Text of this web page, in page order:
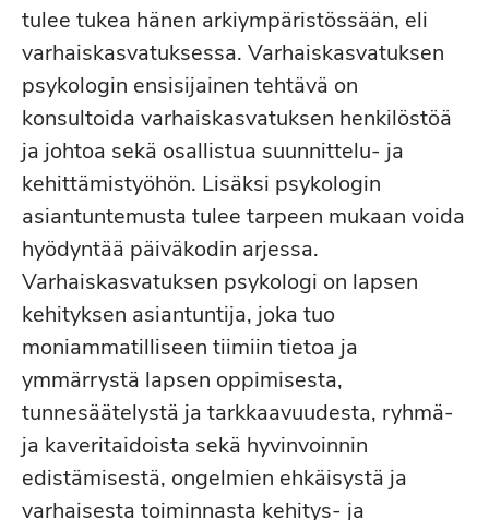
tulee tukea hänen arkiympäristössään, eli
varhaiskasvatuksessa. Varhaiskasvatuksen
psykologin ensisijainen tehtävä on
konsultoida varhaiskasvatuksen henkilöstöä
ja johtoa sekä osallistua suunnittelu- ja
kehittämistyöhön. Lisäksi psykologin
asiantuntemusta tulee tarpeen mukaan voida
hyödyntää päiväkodin arjessa.
Varhaiskasvatuksen psykologi on lapsen
kehityksen asiantuntija, joka tuo
moniammatilliseen tiimiin tietoa ja
ymmärrystä lapsen oppimisesta,
tunnesäätelystä ja tarkkaavuudesta, ryhmä-
ja kaveritaidoista sekä hyvinvoinnin
edistämisestä, ongelmien ehkäisystä ja
varhaisesta toiminnasta kehitys- ja